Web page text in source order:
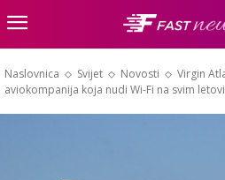
Naslovnica Svijet Novosti
Virgin
aviokompanija koja nudi Wi-Fi na svim